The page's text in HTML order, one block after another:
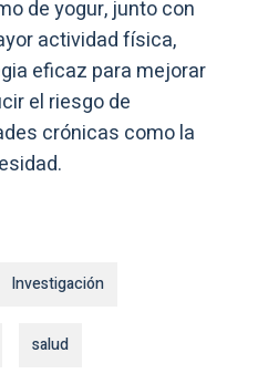
de yogur, junto con
actividad física,
eficaz para mejorar
el riesgo de
crónicas como la
Investigación
salud